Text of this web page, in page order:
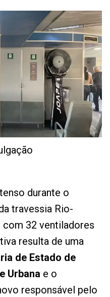
durante o
travessia Rio-
32 ventiladores
resulta de uma
de Estado de
Urbana e o
responsável pelo